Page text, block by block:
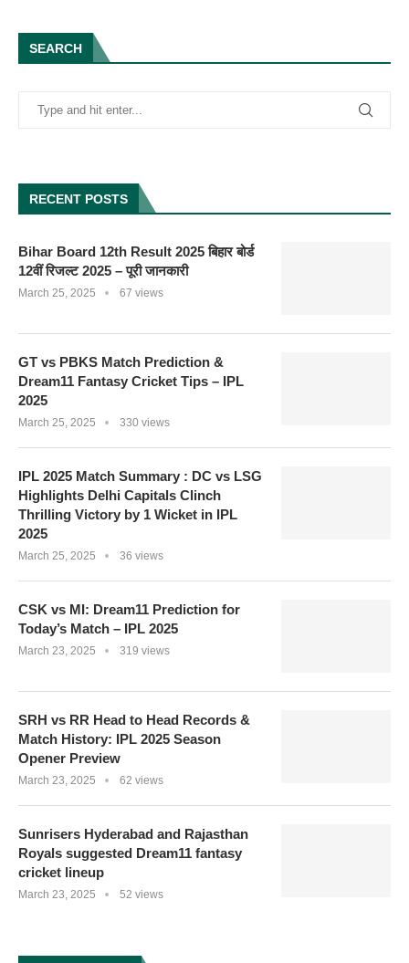
SEARCH
RECENT POSTS
Bihar Board 12th Result 2025 बिहार बोर्ड
12वीं रिजल्ट 2025 – पूरी जानकारी
March 25, 2025 67 views
GT vs PBKS Match Prediction &
Dream11 Fantasy Cricket Tips – IPL
2025
March 25, 2025 330 views
IPL 2025 Match Summary : DC vs LSG
Highlights Delhi Capitals Clinch
Thrilling Victory by 1 Wicket in IPL
2025
March 25, 2025 36 views
CSK vs MI: Dream11 Prediction for
Today’s Match – IPL 2025
March 23, 2025 319 views
SRH vs RR Head to Head Records &
Match History: IPL 2025 Season
Opener Preview
March 23, 2025 62 views
Sunrisers Hyderabad and Rajasthan
Royals suggested Dream11 fantasy
cricket lineup
March 23, 2025 52 views